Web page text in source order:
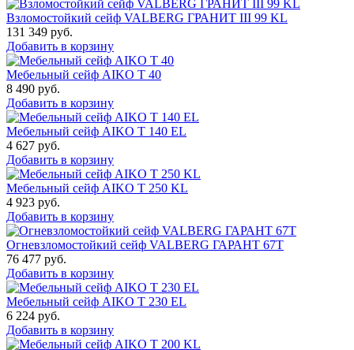
Взломостойкий сейф VALBERG ГРАНИТ III 99 KL
131 349 руб.
Добавить в корзину
Мебельный сейф AIKO Т 40
8 490 руб.
Добавить в корзину
Мебельный сейф AIKO T 140 EL
4 627 руб.
Добавить в корзину
Мебельный сейф AIKO T 250 KL
4 923 руб.
Добавить в корзину
Огневзломостойкий сейф VALBERG ГАРАНТ 67T
76 477 руб.
Добавить в корзину
Мебельный сейф AIKO T 230 EL
6 224 руб.
Добавить в корзину